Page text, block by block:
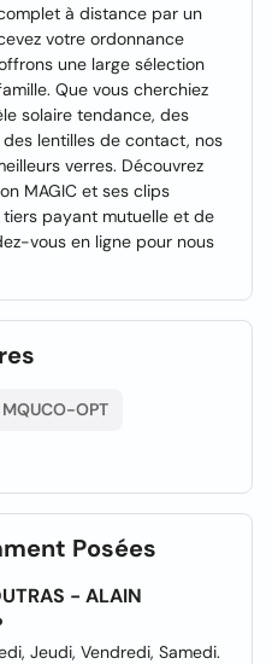
à distance par un
votre ordonnance
une large sélection
Que vous cherchiez
solaire tendance, des
lentilles de contact, nos
verres. Découvrez
MAGIC et ses clips
payant mutuelle et de
vous en ligne pour nous
MQUCO-OPT
Posées
- ALAIN
Jeudi, Vendredi, Samedi.